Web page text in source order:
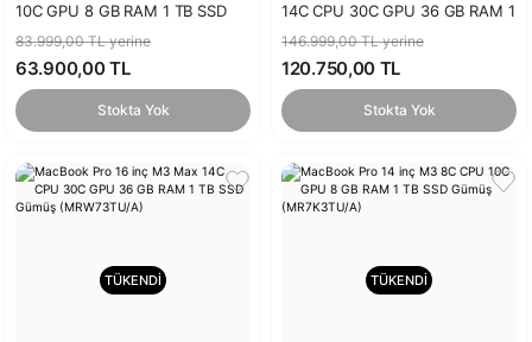
10C GPU 8 GB RAM 1 TB SSD
Uzay Grisi (MTL83TU/A)
83.999,00 TL yerine
63.900,00 TL
Stokta Yok
14C CPU 30C GPU 36 GB RAM 1
TB SSD Gümüş (MRX83TU/A)
146.999,00 TL yerine
120.750,00 TL
Stokta Yok
TÜKENDİ TÜKENDİ